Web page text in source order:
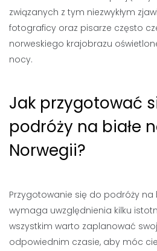
związanych z tym niezwykłym
fotograficy oraz pisarze często
norweskiego krajobrazu
nocy.
Jak przygotować
podróży na białe
Norwegii?
Przygotowanie się do podróży na
wymaga uwzględnienia kilku
wszystkim warto zaplanować
odpowiednim czasie, aby móc